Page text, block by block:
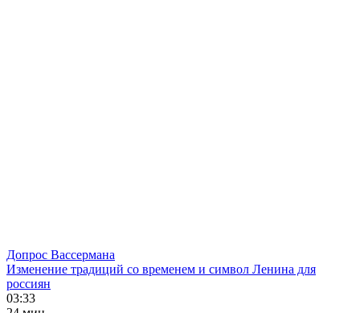
Допрос Вассермана
Изменение традиций со временем и символ Ленина для
россиян
03:33